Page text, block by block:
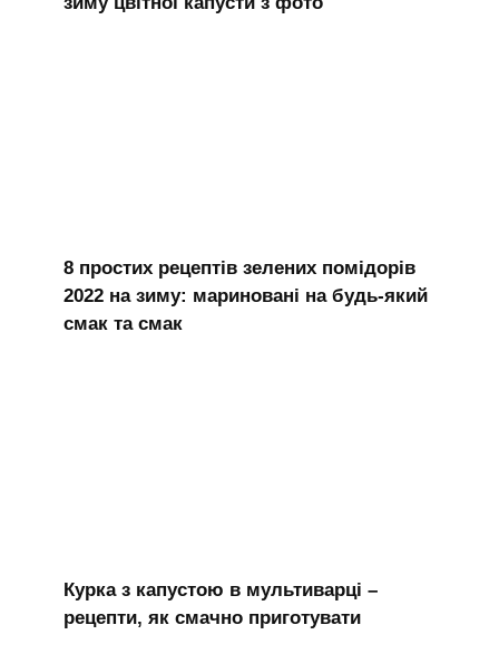
8 простих рецептів зелених помідорів
2022 на зиму: мариновані на будь-який
смак та смак
Курка з капустою в мультиварці –
рецепти, як смачно приготувати